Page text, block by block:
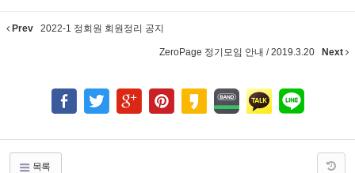
Prev 2022-1 정회원 회원정리 공지
ZeroPage 정기모임 안내 / 2019.3.20 Next
목록